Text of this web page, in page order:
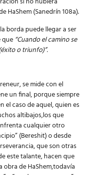
HaShem (Sanedrín 108a).
borda puede llegar a ser
que “Cuando el camino se
o triunfo)”.
se mide con el
un final, porque siempre
el caso de aquel, quien es
altibajos,los que
cualquier otro
(Bereshit) o desde
que son otras
este talante, hacen que
de HaShem,todavía